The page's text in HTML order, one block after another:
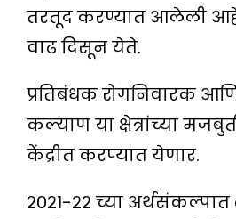
तरतूद करण्यात आलेली आहे
वाढ दिसून येते.
प्रतिबंधक रोगनिवारक
कल्याण या क्षेत्रांच्या
केंद्रीत करण्यात येणार.
२०२१-२२ च्या